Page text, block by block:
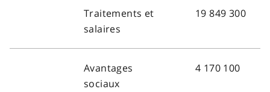
Traitements et
salaires
19 849 300
Avantages
sociaux
4 170 100